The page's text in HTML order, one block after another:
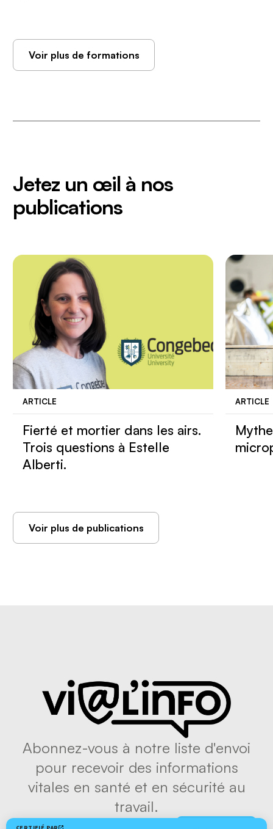
Voir plus de formations
Jetez un œil à nos
publications
ARTICLE
Fierté et mortier dans les airs.
Trois questions à Estelle
Alberti.
ARTICLE
Voir plus de publications
Abonnez-vous à notre liste d'envoi
pour recevoir des informations
vitales en santé et en sécurité au
travail.